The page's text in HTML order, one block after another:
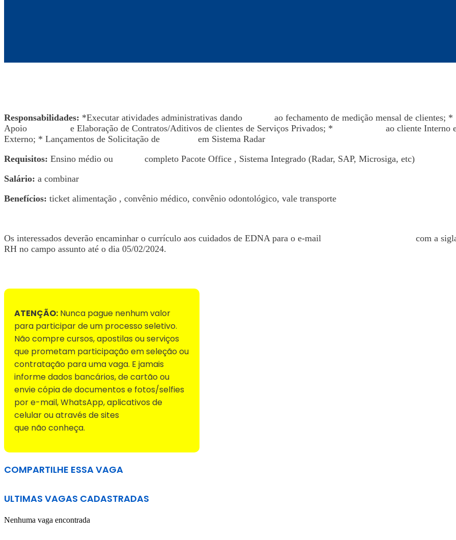
Responsabilidades: *Executar atividades administrativas dando
ao fechamento de medição mensal de clientes; *
Apoio
e Elaboração de Contratos/Aditivos de clientes de Serviços Privados; *
ao cliente Interno
Externo; * Lançamentos de Solicitação de
em Sistema Radar
Requisitos: Ensino médio ou
completo Pacote Office , Sistema Integrado (Radar, SAP, Microsiga, etc)
Salário: a combinar
Benefícios: ticket alimentação , convênio médico, convênio odontológico, vale transporte
Os interessados deverão encaminhar o currículo aos cuidados de EDNA para o e-mail
com a
RH no campo assunto até o dia 05/02/2024.
ATENÇÃO: Nunca pague nenhum valor
para participar de um processo seletivo.
Não compre cursos, apostilas ou serviços
que prometam participação em seleção ou
contratação para uma vaga. E jamais
informe dados bancários, de cartão ou
envie cópia de documentos e fotos/selfies
por e-mail, WhatsApp, aplicativos de
celular ou através de sites
que não conheça.
COMPARTILHE ESSA VAGA
ULTIMAS VAGAS CADASTRADAS
Nenhuma vaga encontrada